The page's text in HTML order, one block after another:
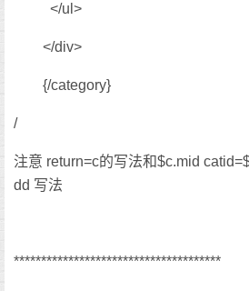
</ul>
</div>
{/category}
/
注意 return=c的写法和$c.mid
dd 写法
**************************************